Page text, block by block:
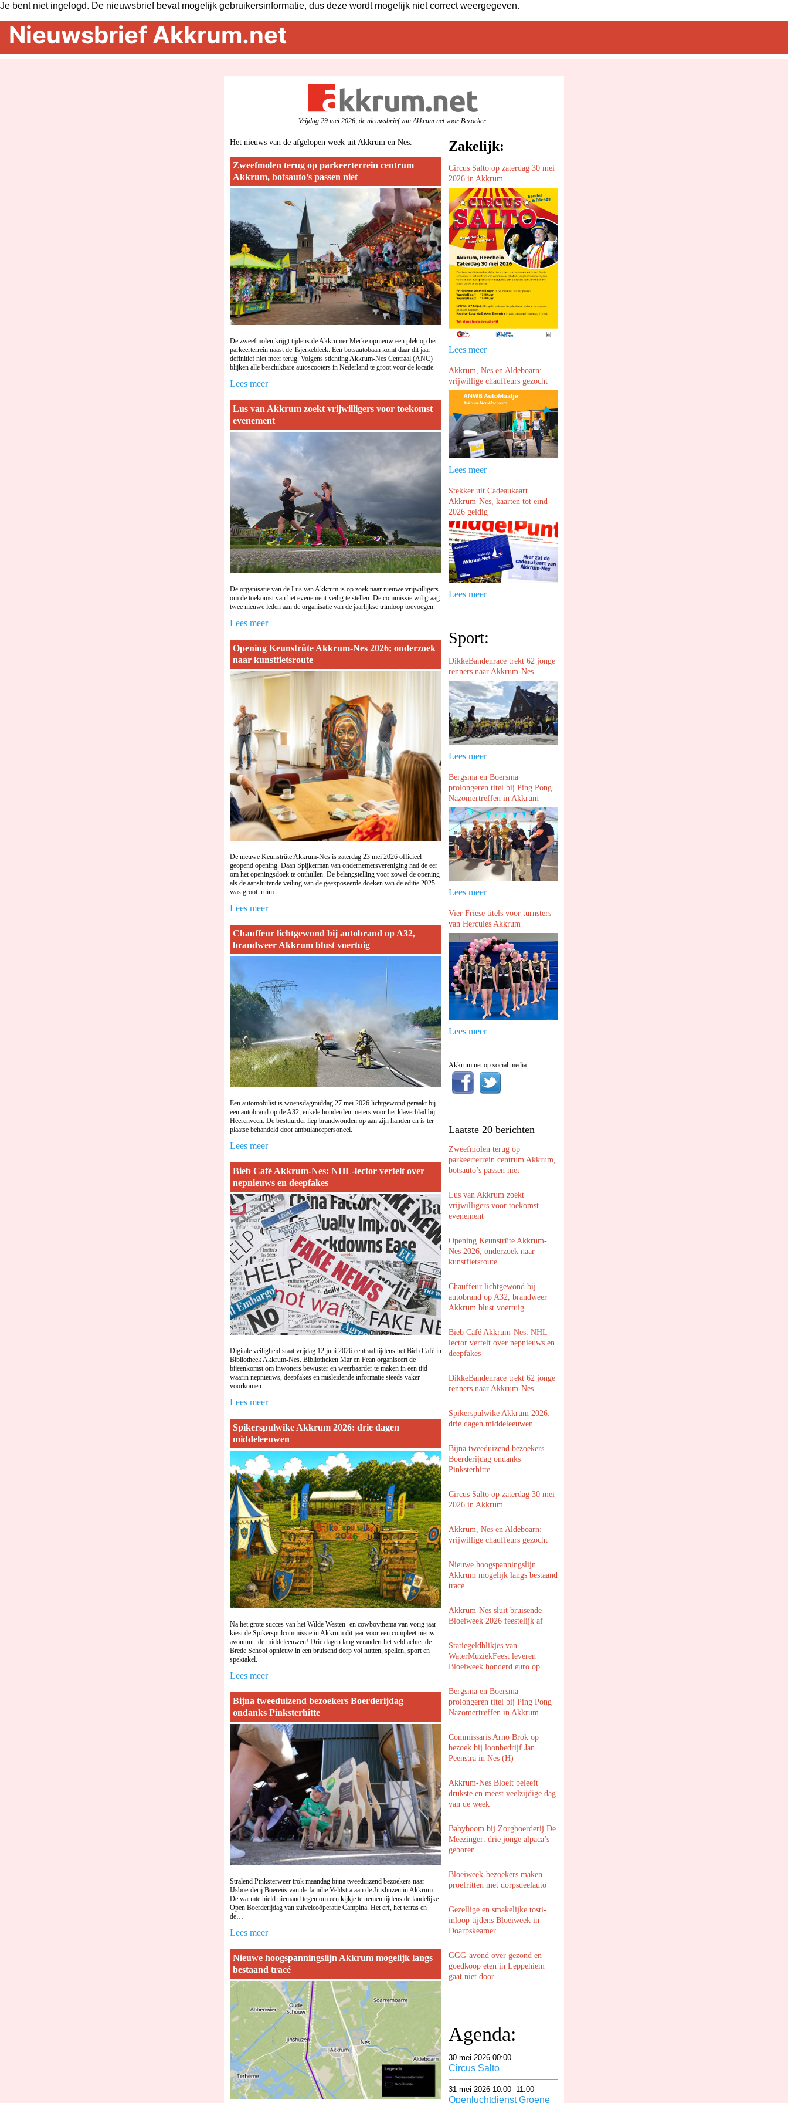
Je bent niet ingelogd. De nieuwsbrief bevat mogelijk gebruikersinformatie, dus deze wordt mogelijk niet correct weergegeven.
Nieuwsbrief Akkrum.net